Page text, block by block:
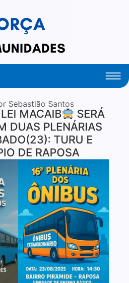
Royal Addons
Sebastião Santos
MACAIB
SERÁ
DUAS PLENÁRIAS
TURU E
DE RAPOSA